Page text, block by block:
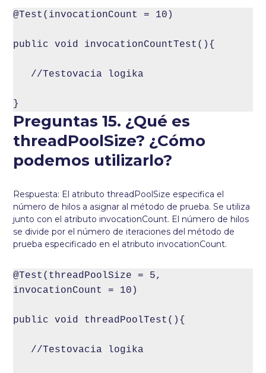
@Test(invocationCount = 10)
public void invocationCountTest(){
//Testovacia logika
}
Preguntas 15. ¿Qué es
threadPoolSize? ¿Cómo
podemos utilizarlo?
Respuesta: El atributo threadPoolSize especifica el
número de hilos a asignar al método de prueba. Se utiliza
junto con el atributo invocationCount. El número de hilos
se divide por el número de iteraciones del método de
prueba especificado en el atributo invocationCount.
@Test(threadPoolSize = 5,
invocationCount = 10)
public void threadPoolTest(){
//Testovacia logika